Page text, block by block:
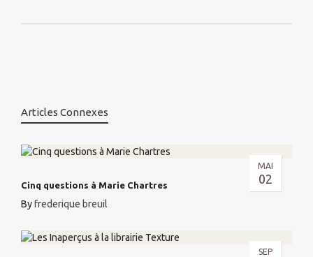
Articles Connexes
MAI
02
Cinq questions à Marie Chartres
Byfrederique breuil
SEP